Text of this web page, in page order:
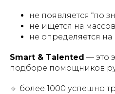
не появляется “по
не ищется на
не определяется
Smart & Talented — это
подборе помощников
🔹 более 1000 успешно